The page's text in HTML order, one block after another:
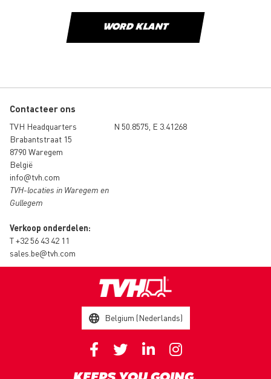
WORD KLANT
Contacteer ons
TVH Headquarters
Brabantstraat 15
8790 Waregem
België
info@tvh.com
TVH-locaties in Waregem en
Gullegem
Verkoop onderdelen:
T+32 56 43 42 11
sales.be@tvh.com
N 50.8575, E 3.41268
Belgium (Nederlands)